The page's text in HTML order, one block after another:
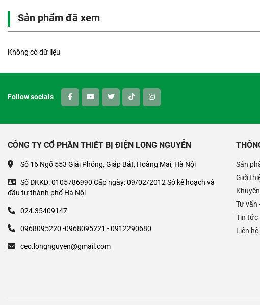
Sản phẩm đã xem
Không có dữ liệu
Follow socials
CÔNG TY CỔ PHẦN THIẾT BỊ ĐIỆN LONG NGUYỄN
Số 16 Ngõ 553 Giải Phóng, Giáp Bát, Hoàng Mai, Hà Nội
Số ĐKKD: 0105786990 Cấp ngày: 09/02/2012 Sở kế hoạch và
đầu tư thành phố Hà Nội
024.35409147
0968095220 -0968095221 - 0912290680
ceo.longnguyen@gmail.com
Sản
Giới
Tư vấn
Tin tức
Liên hệ